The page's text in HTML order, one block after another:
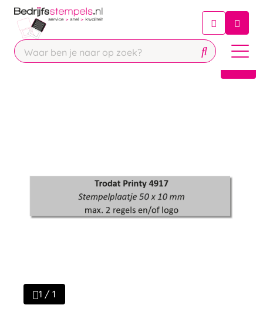
Chatbot
Chat 24/7 met onze chatbot voor
Contact
1 / 1